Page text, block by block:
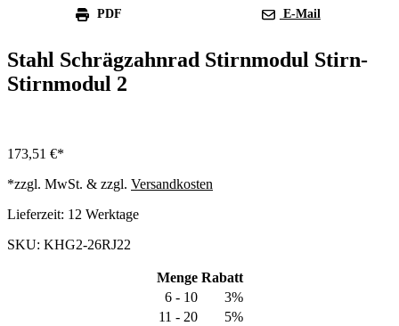
PDF E-Mail
Stahl Schrägzahnrad Stirnmodul Stirn-
Stirnmodul 2
173,51 €
*zzgl. MwSt. & zzgl. Versandkosten
Lieferzeit: 12 Werktage
SKU: KHG2-26RJ22
Menge Rabatt
6 - 10
3%
11 - 20
5%